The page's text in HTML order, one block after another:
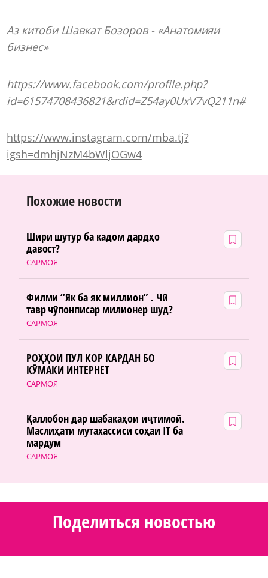
Аз китоби Шавкат Бозоров - «Анатомияи
бизнес»
https://www.facebook.com/profile.php?
id=61574708436821&rdid=Z54ay0UxV7vQ211n#
https://www.instagram.com/mba.tj?
igsh=dmhjNzM4bWljOGw4
Похожие новости
САРМОЯ
Шири шутур ба кадом дардҳо
давост?
САРМОЯ
Филми “Як ба як миллион” . Чӣ
тавр чӯпонписар милионер шуд?
САРМОЯ
РОҲҲОИ ПУЛ КОР КАРДАН БО
КӮМАКИ ИНТЕРНЕТ
САРМОЯ
Қаллобон дар шабакаҳои иҷтимоӣ.
Маслиҳати мутахассиси соҳаи IT ба
мардум
Поделиться новостью